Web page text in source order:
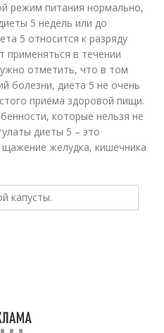
режим питания нормально,
5 недель или до
5 относится к разряду
применяться в течении
отметить, что в том
болезни, диета 5 не очень
приёма здоровой пищи.
которые нельзя не
диеты 5 – это
желудка, кишечника